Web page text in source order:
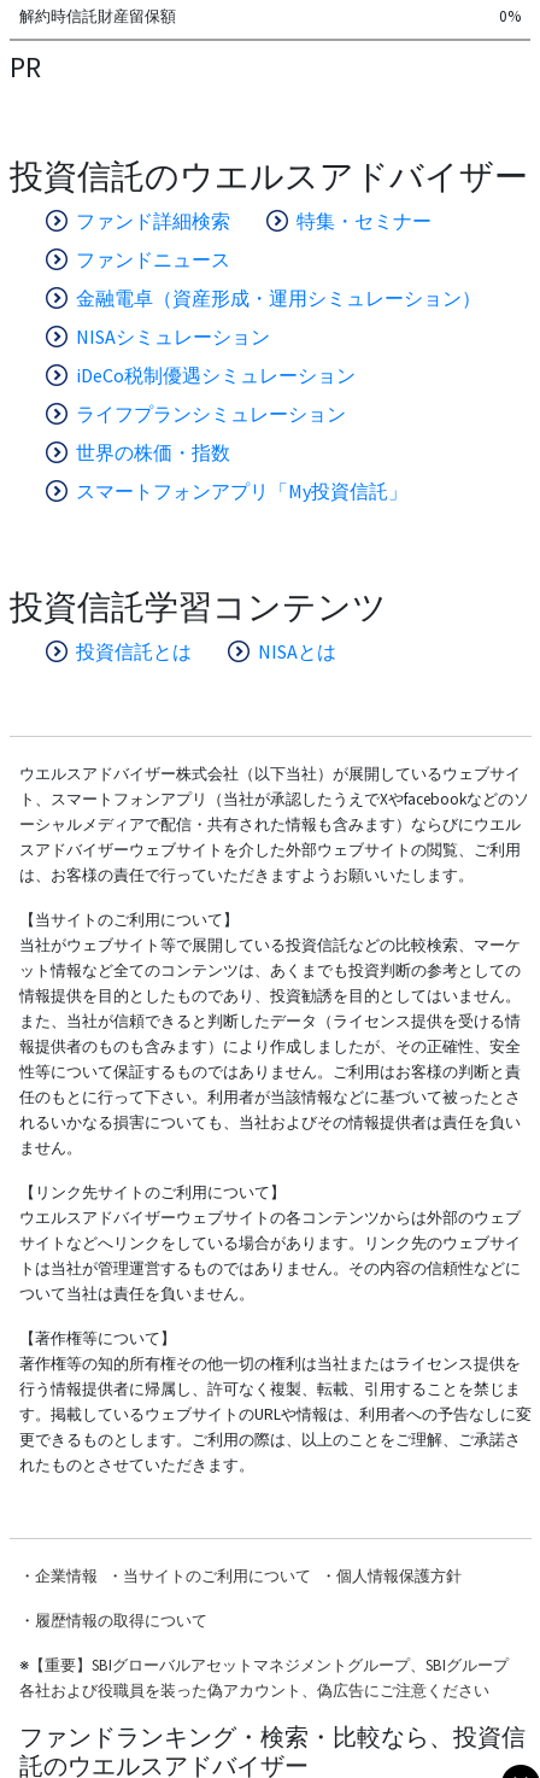
解約時信託財産留保額 0%
PR
投資信託のウエルスアドバイザー
ファンド詳細検索
特集・セミナー
ファンドニュース
金融電卓（資産形成・運用シミュレーション）
NISAシミュレーション
iDeCo税制優遇シミュレーション
ライフプランシミュレーション
世界の株価・指数
スマートフォンアプリ「My投資信託」
投資信託学習コンテンツ
投資信託とは NISAとは
ウエルスアドバイザー株式会社（以下当社）が展開しているウェブサイ
ト、スマートフォンアプリ（当社が承認したうえでXやfacebookなどのソ
ーシャルメディアで配信・共有された情報も含みます）ならびにウエル
スアドバイザーウェブサイトを介した外部ウェブサイトの閲覧、ご利用
は、お客様の責任で行っていただきますようお願いいたします。
【当サイトのご利用について】
当社がウェブサイト等で展開している投資信託などの比較検索、マーケ
ット情報など全てのコンテンツは、あくまでも投資判断の参考としての
情報提供を目的としたものであり、投資勧誘を目的としてはいません。
また、当社が信頼できると判断したデータ（ライセンス提供を受ける情
報提供者のものも含みます）により作成しましたが、その正確性、安全
性等について保証するものではありません。ご利用はお客様の判断と責
任のもとに行って下さい。利用者が当該情報などに基づいて被ったとさ
れるいかなる損害についても、当社およびその情報提供者は責任を負い
ません。
【リンク先サイトのご利用について】
ウエルスアドバイザーウェブサイトの各コンテンツからは外部のウェブ
サイトなどへリンクをしている場合があります。リンク先のウェブサイ
トは当社が管理運営するものではありません。その内容の信頼性などに
ついて当社は責任を負いません。
【著作権等について】
著作権等の知的所有権その他一切の権利は当社またはライセンス提供を
行う情報提供者に帰属し、許可なく複製、転載、引用することを禁じま
す。掲載しているウェブサイトのURLや情報は、利用者への予告なしに変
更できるものとします。ご利用の際は、以上のことをご理解、ご承諾さ
れたものとさせていただきます。
・ 企業情報 ・ 当サイトのご利用について ・ 個人情報保護方針
・ 履歴情報の取得について
※【重要】SBIグローバルアセットマネジメントグループ、SBIグループ
各社および役職員を装った偽アカウント、偽広告にご注意ください
ファンドランキング・検索・比較なら、投資信
託のウエルスアドバイザー